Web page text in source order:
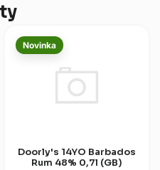
Novinka
Doorly's 14YO Barbados
Rum 48% 0,7l (GB)